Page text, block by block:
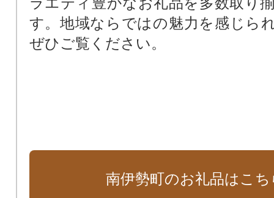
す。地域ならではの魅力を感じら
ぜひご覧ください。
南伊勢町のお礼品はこち